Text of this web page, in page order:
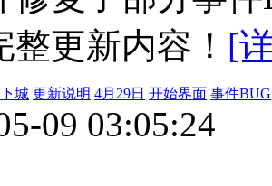
整更新内容！ [
城 更新说明 4月29日 开始界面 事件BUG
09 03:05:24